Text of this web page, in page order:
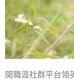
開職涯社群平台領